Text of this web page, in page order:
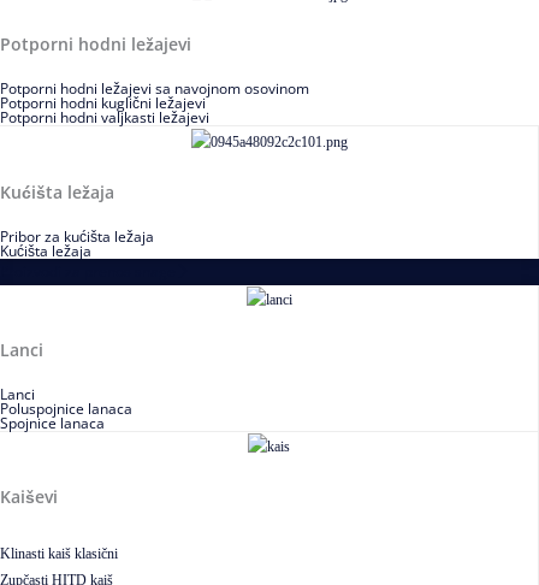
Potporni hodni ležajevi
Potporni hodni ležajevi sa navojnom osovinom
Potporni hodni kuglični ležajevi
Potporni hodni valjkasti ležajevi
Kućišta ležaja
Pribor za kućišta ležaja
Kućišta ležaja
Lanci
Lanci
Poluspojnice lanaca
Spojnice lanaca
Kaiševi
Klinasti kaiš klasični
Zupčasti HITD kaiš